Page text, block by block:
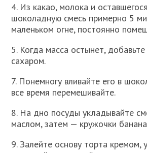
4. Из какао, молока и
шоколадную смесь примерно 5
маленьком огне, постоянно
5. Когда масса остынет,
сахаром.
7. Понемногу вливайте его в
все время перемешивайте.
8. На дно посуды укладывайте
маслом, затем — кружочки
9. Залейте основу торта кремом,